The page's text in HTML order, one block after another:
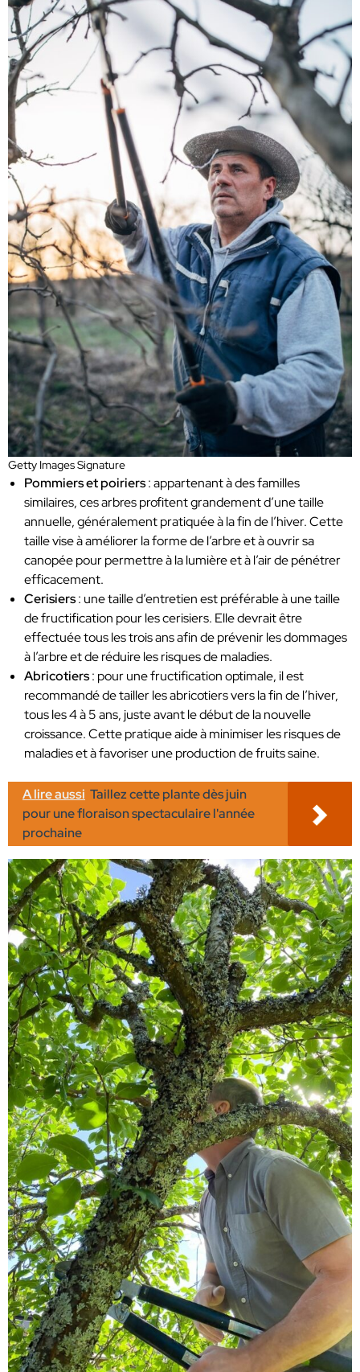
Getty Images Signature
Pommiers et poiriers: appartenant à des familles
similaires, ces arbres profitent grandement d’une taille
annuelle, généralement pratiquée à la fin de l’hiver. Cette
taille vise à améliorer la forme de l’arbre et à ouvrir sa
canopée pour permettre à la lumière et à l’air de pénétrer
efficacement.
Cerisiers: une taille d’entretien est préférable à une taille
de fructification pour les cerisiers. Elle devrait être
effectuée tous les trois ans afin de prévenir les dommages
à l’arbre et de réduire les risques de maladies.
Abricotiers: pour une fructification optimale, il est
recommandé de tailler les abricotiers vers la fin de l’hiver,
tous les 4 à 5 ans, juste avant le début de la nouvelle
croissance. Cette pratique aide à minimiser les risques de
maladies et à favoriser une production de fruits saine.
A lire aussi Taillez cette plante dès juin
pour une floraison spectaculaire l'année
prochaine